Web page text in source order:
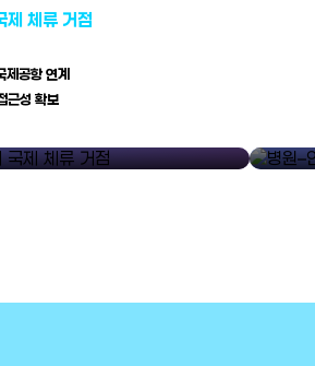
제 체류 거점
제공항 연계
근성 확보